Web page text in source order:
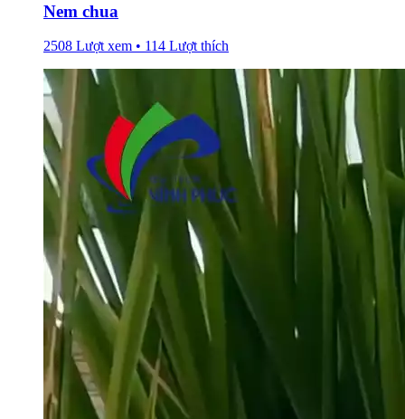
Nem chua
2508 Lượt xem • 114 Lượt thích